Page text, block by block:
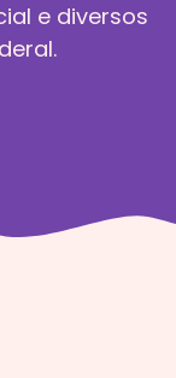
e diversos